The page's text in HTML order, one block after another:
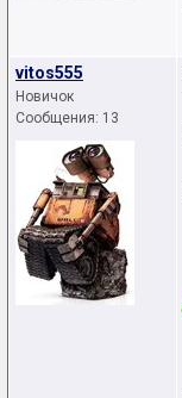
vitos555
Новичок
Сообщения: 13